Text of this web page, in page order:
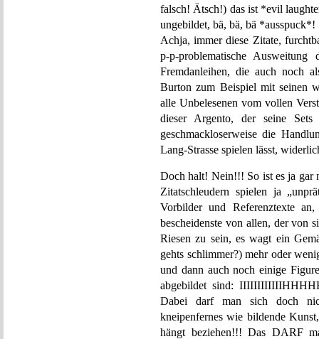
falsch! Ätsch!) das ist *evil
ungebildet, bä, bä, bä *ausspuck*!
Achja, immer diese Zitate,
p-p-problematische Ausweitung
Fremdanleihen, die auch noch
Burton zum Beispiel mit seinen
alle Unbelesenen vom vollen
dieser Argento, der seine
geschmackloserweise die
Lang-Strasse spielen lässt,
Doch halt! Nein!!! So ist es ja gar
Zitatschleudern spielen ja
Vorbilder und Referenztexte
bescheidenste von allen, der von
Riesen zu sein, es wagt ein
gehts schlimmer?) mehr oder
und dann auch noch einige
abgebildet sind:
Dabei darf man sich doch
kneipenfernes wie bildende
hängt beziehen!!! Das DARF